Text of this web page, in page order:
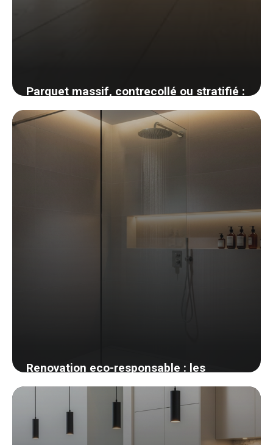
Parquet massif, contrecollé ou stratifié :
comment choisir son revêtement de sol
bois
Renovation eco-responsable : les
materiaux biosources que j ai adoptes
27 mai 2026